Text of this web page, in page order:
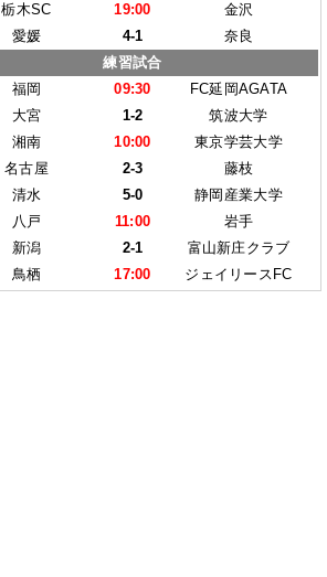
栃木SC
19:00
金沢
愛媛
4-1
奈良
練習試合
福岡
09:30
FC延岡AGATA
大宮
1-2
筑波大学
湘南
10:00
東京学芸大学
名古屋
2-3
藤枝
清水
5-0
静岡産業大学
八戸
11:00
岩手
新潟
2-1
富山新庄クラブ
鳥栖
17:00 ジェイリースFC